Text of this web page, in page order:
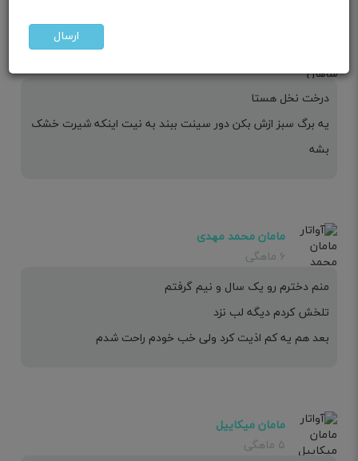
درخت نخل هستا
یه برگ سبز ازش بکن دور سینت ببند به نیت اینکه شیرت خشک
بشه
مامان محمد مهدی
۶ ماهگی
منم دخترم رو یک سال و نیم گرفتم
تلخش کردم دیگه لب نزد
بعد هم یه کم اذیت کرد ولی خب خودم راحت شدم
مامان میکاییل
۵ ماهگی
ارسال